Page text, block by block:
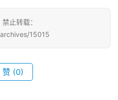
止转载：
15015
赞 (0)